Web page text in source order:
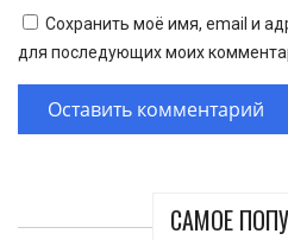
САМОЕ
Сохранить моё имя, email и
для последующих моих